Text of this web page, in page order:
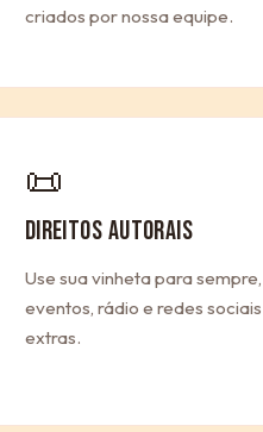
criados por nossa equipe.
📜
DIREITOS AUTORAIS
Use sua vinheta para
eventos, rádio e redes
extras.